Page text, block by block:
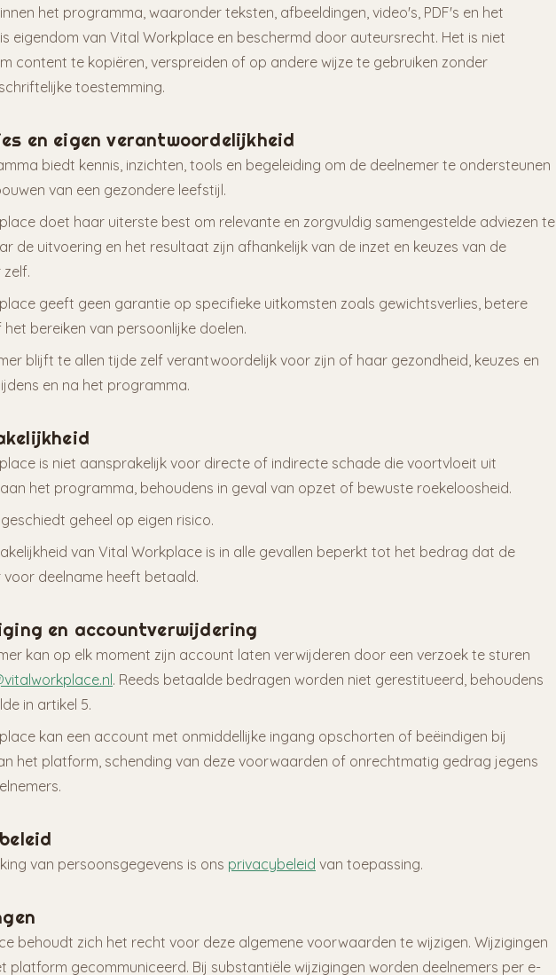
het programma, waaronder teksten, afbeeldingen, video's, PDF's en het
eigendom van Vital Workplace en beschermd door auteursrecht. Het is niet
content te kopiëren, verspreiden of op andere wijze te gebruiken zonder
toestemming.
en eigen verantwoordelijkheid
biedt kennis, inzichten, tools en begeleiding om de deelnemer te ondersteunen
van een gezondere leefstijl.
doet haar uiterste best om relevante en zorgvuldig samengestelde adviezen te
de uitvoering en het resultaat zijn afhankelijk van de inzet en keuzes van de
zelf.
geeft geen garantie op specifieke uitkomsten zoals gewichtsverlies, betere
bereiken van persoonlijke doelen.
blijft te allen tijde zelf verantwoordelijk voor zijn of haar gezondheid, keuzes en
en na het programma.
is niet aansprakelijk voor directe of indirecte schade die voortvloeit uit
het programma, behoudens in geval van opzet of bewuste roekeloosheid.
geheel op eigen risico.
van Vital Workplace is in alle gevallen beperkt tot het bedrag dat de
voor deelname heeft betaald.
en accountverwijdering
kan op elk moment zijn account laten verwijderen door een verzoek te sturen
. Reeds betaalde bedragen worden niet gerestitueerd, behoudens
in artikel 5.
kan een account met onmiddellijke ingang opschorten of beëindigen bij
het platform, schending van deze voorwaarden of onrechtmatig gedrag jegens
van persoonsgegevens is ons privacybeleid van toepassing.
behoudt zich het recht voor deze algemene voorwaarden te wijzigen. Wijzigingen
platform gecommuniceerd. Bij substantiële wijzigingen worden deelnemers per e-